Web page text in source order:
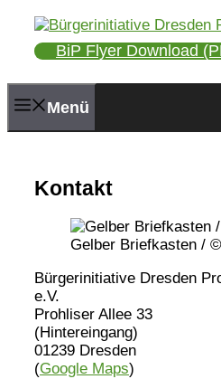
Zum
Inhalt
springenBiP Flyer Download
Menü
Kontakt
Gelber Briefkasten /
Bürgerinitiative Dresden
e.V.
Prohliser Allee 33
(Hintereingang)
01239 Dresden
(Google Maps)